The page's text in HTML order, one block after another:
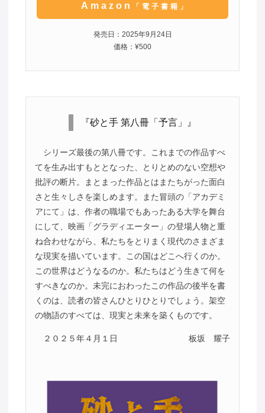
Amazon 「電子書籍」
発売日：2025年9月24日
価格：¥500
『砂と手 第八冊「予言」』
シリーズ最後の第八冊です。これまでの作品すべ
てを生み出すもととなった、とりとめのない空想や
批評の断片。まとまった作品とはまたちがった面白
さと生々しさを楽しめます。また冒頭の「アカデミ
アにて」は、作者の職場でもあったある大学を舞台
にして、映画「グラディエーター」の登場人物と重
ね合わせながら、私たちをとりまく現代のさまざま
な現実を描いています。この国はどこへ行くのか。
この世界はどうなるのか。私たちはどう生きて何を
すべきなのか。未完におわったこの作品の後半を書
くのは、読者の皆さんひとりひとりでしょう。架空
の物語のすべては、現実と未来を築くものです。
２０２５年４月１日 板坂 耀子